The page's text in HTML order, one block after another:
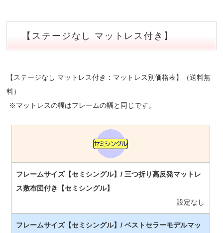
【ステージなし マットレス付き】
【ステージなし マットレス付き：マットレス別価格表】（送料無
料）
※マットレスの幅はフレームの幅と同じです。
設定なし